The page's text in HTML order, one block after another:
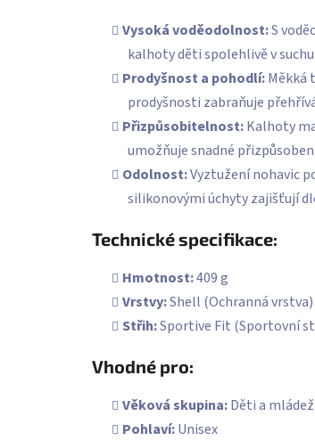
Vysoká voděodolnost:S
kalhoty děti spolehlivě v
Prodyšnost a pohodlí:Měkká
prodyšnosti zabraňuje
Přizpůsobitelnost:Kalhoty
umožňuje snadné
Odolnost:Vyztužení nohavic
silikonovými úchyty zajišťují
Technické specifikace:
Hmotnost:409 g
Vrstvy:Shell (Ochranná vrstva)
Střih:Sportive Fit (Sportovní
Vhodné pro:
Věková skupina:Děti a mládež
Pohlaví:Unisex